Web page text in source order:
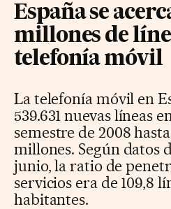
España se
millones de
telefonía móvil
La telefonía móvil en
539.631 nuevas líneas
semestre de 2008
millones. Según datos
junio, la ratio de
servicios era de 109,8
habitantes.